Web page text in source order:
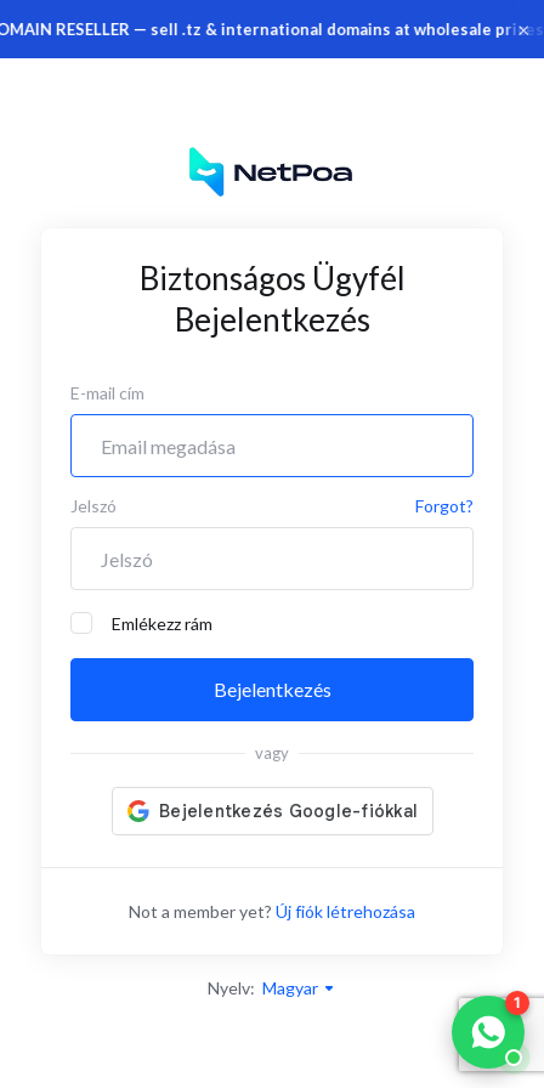
RESELLER — sell .tz & international domains at wholesale ×
Biztonságos Ügyfél
Bejelentkezés
E-mail cím
Jelszó Forgot?
Emlékezz rám
Bejelentkezés
vagy
Not a member yet? Új fiók létrehozása
Nyelv: Magyar
1